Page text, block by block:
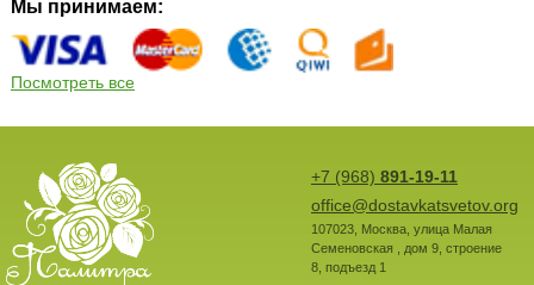
Мы принимаем:
Посмотреть все
+7 (968) 891-19-11
office@dostavkatsvetov.org
107023, Москва, улица Малая
Семеновская , дом 9, строение
8, подъезд 1